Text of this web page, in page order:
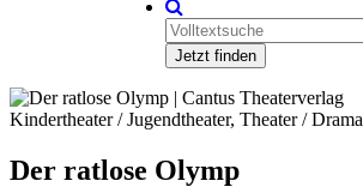
Jetzt finden
Kindertheater / Jugendtheater, Theater / Drama
Der ratlose Olymp